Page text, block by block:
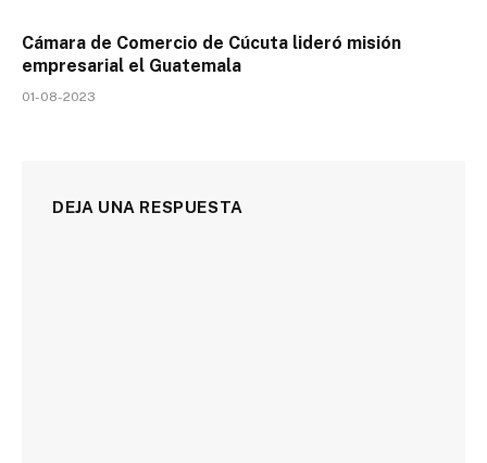
Cámara de Comercio de Cúcuta lideró misión
empresarial el Guatemala
01-08-2023
DEJA UNA RESPUESTA